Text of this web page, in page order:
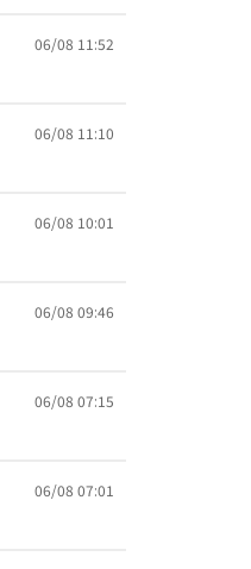
06/08 11:52
06/08 11:10
06/08 10:01
06/08 09:46
06/08 07:15
06/08 07:01